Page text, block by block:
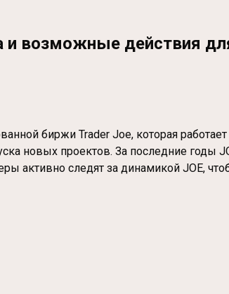
и возможные действия
биржи Trader Joe, которая
новых проектов. За последние годы
активно следят за динамикой JOE,